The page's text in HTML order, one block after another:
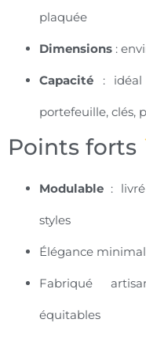
plaquée
Dimensions :
Capacité : idéal
portefeuille, clés,
Points forts
Modulable :
styles
Élégance
Fabriqué
équitables